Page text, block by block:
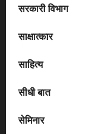
सरकारी विभाग
साक्षात्कार
साहित्य
सीधी बात
सेमिनार